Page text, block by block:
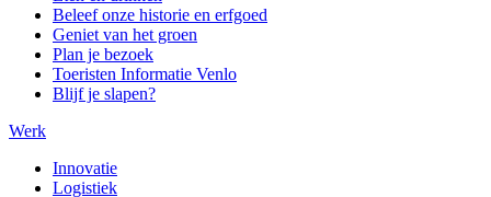
Beleef onze historie en erfgoed
Geniet van het groen
Plan je bezoek
Toeristen Informatie Venlo
Blijf je slapen?
Werk
Innovatie
Logistiek